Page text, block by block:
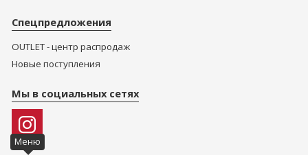
Спецпредложения
OUTLET - центр распродаж
Новые поступления
Мы в социальных сетях
Меню